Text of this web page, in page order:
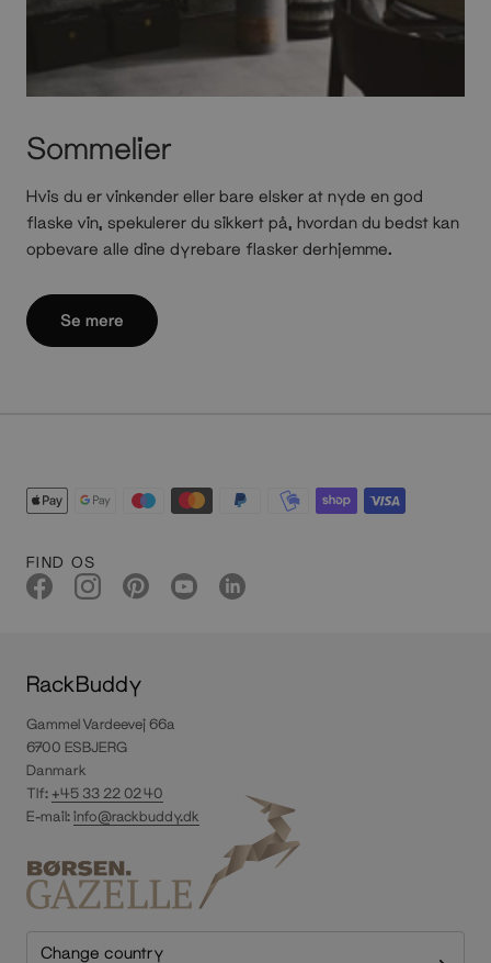
Sommelier
Hvis du er vinkender eller bare elsker at nyde en god
flaske vin, spekulerer du sikkert på, hvordan du bedst kan
opbevare alle dine dyrebare flasker derhjemme.
Se mere
FIND OS
RackBuddy
Gammel Vardeevej 66a
6700 ESBJERG
Danmark
Tlf:+45 33 22 02 40
E-mail:info@rackbuddy.dk
Change country